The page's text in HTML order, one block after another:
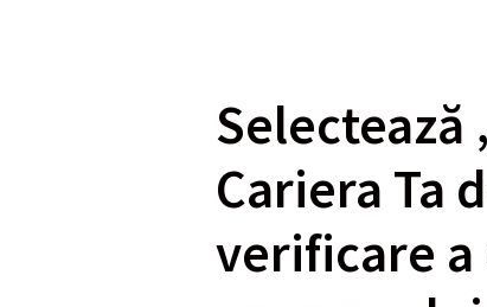
Selectează
Cariera Ta
verificare